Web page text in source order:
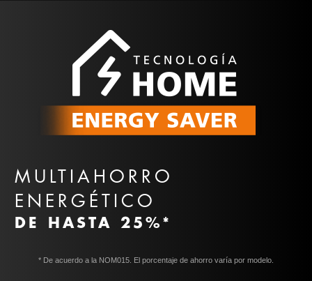
MULTIAHORRO
ENERGÉTICO
DE HASTA 25%*
* De acuerdo a la NOM015. El porcentaje de ahorro varía por modelo.